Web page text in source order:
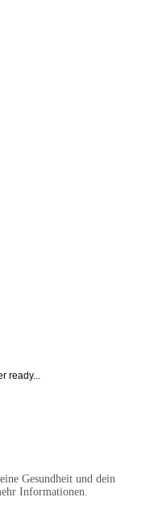
ready...
Gesundheit und dein
Informationen.